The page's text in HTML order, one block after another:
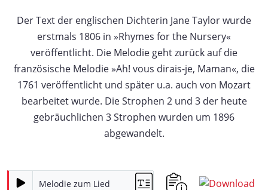
Der Text der englischen Dichterin Jane Taylor wurde
erstmals 1806 in »Rhymes for the Nursery«
veröffentlicht. Die Melodie geht zurück auf die
französische Melodie »Ah! vous dirais-je, Maman«, die
1761 veröffentlicht und später u.a. auch von Mozart
bearbeitet wurde. Die Strophen 2 und 3 der heute
gebräuchlichen 3 Strophen wurden um 1896
abgewandelt.
Melodie zum Lied